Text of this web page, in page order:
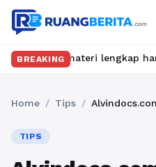
BREAKING
lengkap hanya di
Home / Tips /
TIPS